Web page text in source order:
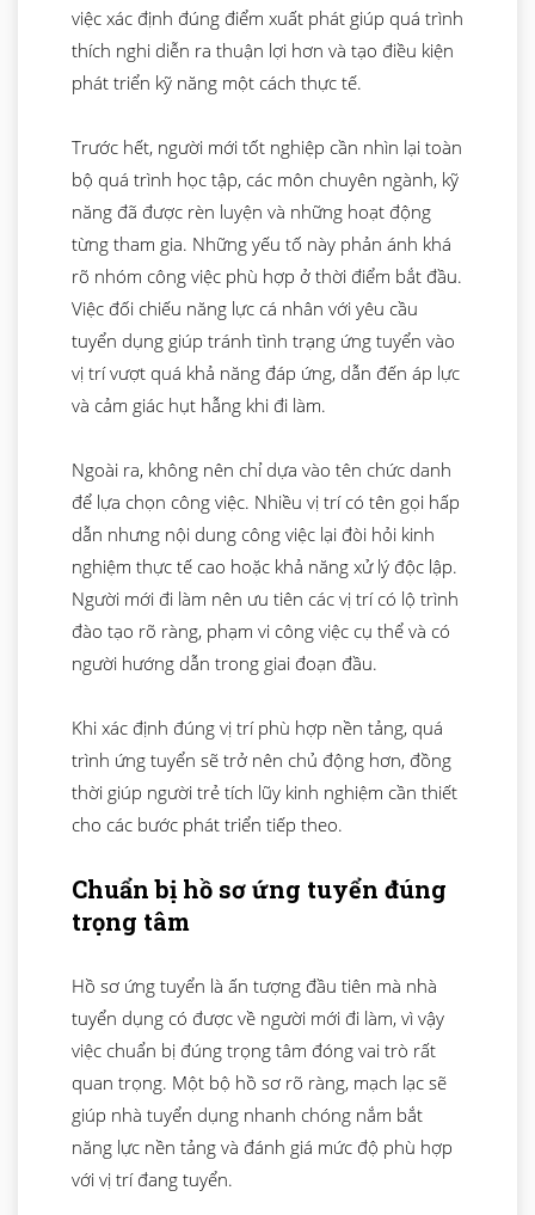
việc xác định đúng điểm xuất phát giúp quá trình
thích nghi diễn ra thuận lợi hơn và tạo điều kiện
phát triển kỹ năng một cách thực tế.
Trước hết, người mới tốt nghiệp cần nhìn lại toàn
bộ quá trình học tập, các môn chuyên ngành, kỹ
năng đã được rèn luyện và những hoạt động
từng tham gia. Những yếu tố này phản ánh khá
rõ nhóm công việc phù hợp ở thời điểm bắt đầu.
Việc đối chiếu năng lực cá nhân với yêu cầu
tuyển dụng giúp tránh tình trạng ứng tuyển vào
vị trí vượt quá khả năng đáp ứng, dẫn đến áp lực
và cảm giác hụt hẫng khi đi làm.
Ngoài ra, không nên chỉ dựa vào tên chức danh
để lựa chọn công việc. Nhiều vị trí có tên gọi hấp
dẫn nhưng nội dung công việc lại đòi hỏi kinh
nghiệm thực tế cao hoặc khả năng xử lý độc lập.
Người mới đi làm nên ưu tiên các vị trí có lộ trình
đào tạo rõ ràng, phạm vi công việc cụ thể và có
người hướng dẫn trong giai đoạn đầu.
Khi xác định đúng vị trí phù hợp nền tảng, quá
trình ứng tuyển sẽ trở nên chủ động hơn, đồng
thời giúp người trẻ tích lũy kinh nghiệm cần thiết
cho các bước phát triển tiếp theo.
Chuẩn bị hồ sơ ứng tuyển đúng
trọng tâm
Hồ sơ ứng tuyển là ấn tượng đầu tiên mà nhà
tuyển dụng có được về người mới đi làm, vì vậy
việc chuẩn bị đúng trọng tâm đóng vai trò rất
quan trọng. Một bộ hồ sơ rõ ràng, mạch lạc sẽ
giúp nhà tuyển dụng nhanh chóng nắm bắt
năng lực nền tảng và đánh giá mức độ phù hợp
với vị trí đang tuyển.